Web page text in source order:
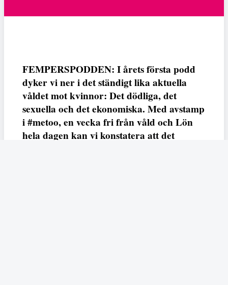
FEMPERSPODDEN: I årets första podd
dyker vi ner i det ständigt lika aktuella
våldet mot kvinnor: Det dödliga, det
sexuella och det ekonomiska. Med avstamp
i #metoo, en vecka fri från våld och Lön
hela dagen kan vi konstatera att det